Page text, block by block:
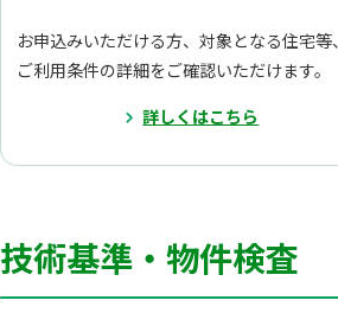
お申込みいただける方、対象となる住宅等、
ご利用条件の詳細をご確認いただけます。
詳しくはこちら
技術基準・物件検査